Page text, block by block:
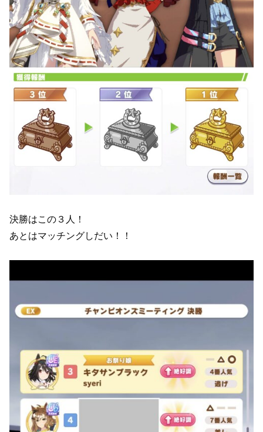
決勝はこの３人！
あとはマッチングしだい！！